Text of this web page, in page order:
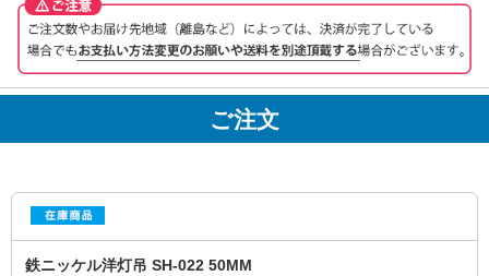
ご注文
鉄ニッケル洋灯吊 SH-022 50MM